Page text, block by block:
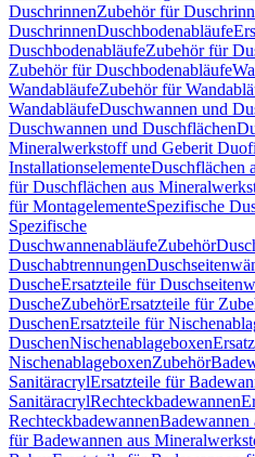
DuschrinnenZubehör für
DuschrinnenDuschbodenabläufe
DuschbodenabläufeZubehör für
Zubehör für Duschbodenabläufe
WandabläufeZubehör für
WandabläufeDuschwannen und
Duschwannen und Duschflächen
Mineralwerkstoff und Geberit
InstallationselementeDuschflächen
für Duschflächen aus
für MontagelementeSpezifische
Spezifische
DuschwannenabläufeZubehör
Duschabtrennungen
DuscheErsatzteile für
DuscheZubehörErsatzteile für
DuschenErsatzteile für
DuschenNischenablageboxen
NischenablageboxenZubehör
SanitäracrylErsatzteile für
SanitäracrylRechteckbadewannen
Rechteckbadewannen
für Badewannen aus